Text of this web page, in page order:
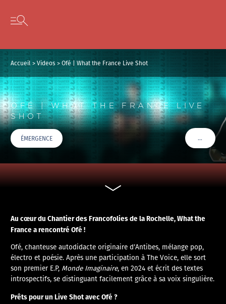
Skip to content
Open secondary menu
Accueil >Videos>Ofé | What the France Live Shot
OFÉ | WHAT THE FRANCE LIVE
SHOT
ÉMERGENCE …VOIR
Au cœur du Chantier des Francofolies de la Rochelle, What the
France a rencontré Ofé !
Ofé, chanteuse autodidacte originaire d’Antibes, mélange pop,
électro et poésie. Après une participation à The Voice, elle sort
son premier E.P, Monde Imaginaire, en 2024 et écrit des textes
introspectifs, se distinguant facilement grâce à sa voix singulière.
Prêts pour un Live Shot avec Ofé ?